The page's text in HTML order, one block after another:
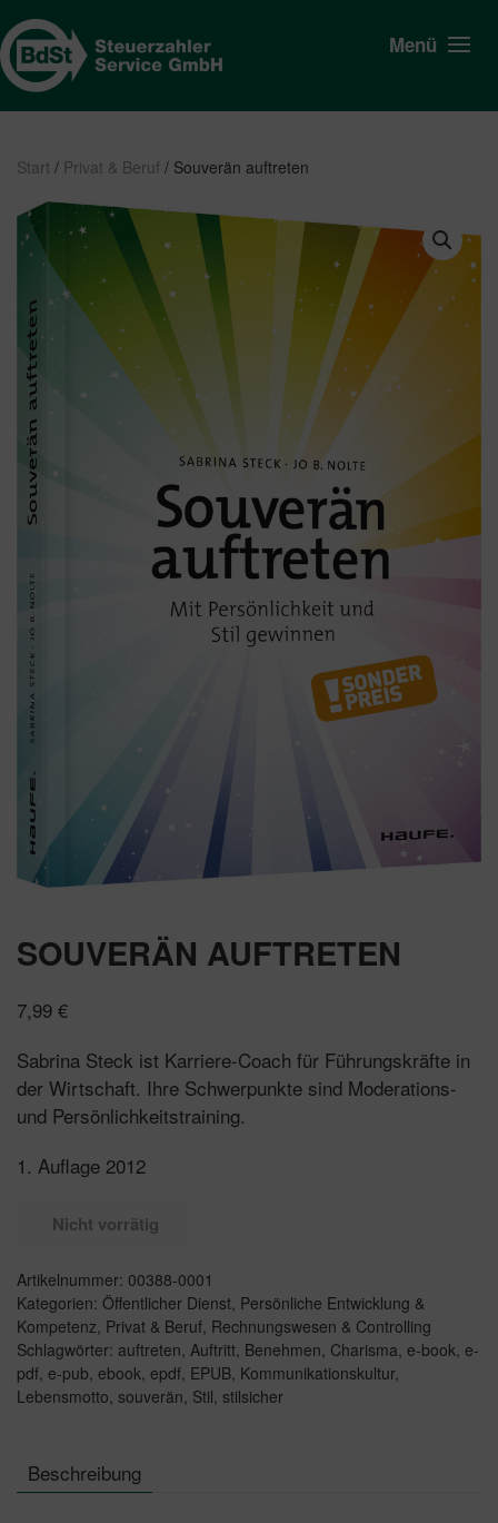
Menü
Start / Privat & Beruf / Souverän auftreten
SOUVERÄN AUFTRETEN
7,99 €
Sabrina Steck ist Karriere-Coach für Führungskräfte in
der Wirtschaft. Ihre Schwerpunkte sind Moderations-
und Persönlichkeitstraining.
1. Auflage 2012
Nicht vorrätig
Artikelnummer: 00388-0001
Kategorien: Öffentlicher Dienst Persönliche Entwicklung &
Kompetenz Privat & Beruf Rechnungswesen & Controlling
Schlagwörter: auftreten Auftritt Benehmen Charisma e-book e-
pdf e-pub ebook epdf EPUB Kommunikationskultur,
Lebensmotto souverän Stil stilsicher
Beschreibung